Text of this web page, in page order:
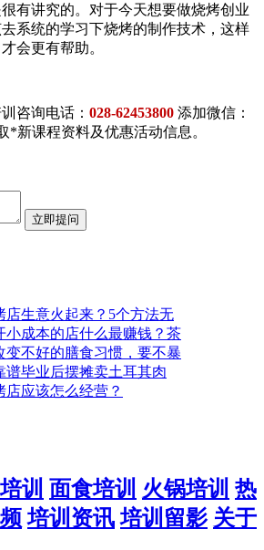
有讲究的。对于今天想要做烧烤创业
系统的学习下烧烤的制作技术，这样
会更有帮助。
咨询电话： 028-62453800 添加微信：
*新课程资料及优惠活动信息。
店生意火起来？5个方法无
小成本的店什么最赚钱？茶
变不好的膳食习惯，要不暴
谱毕业后摆摊卖土耳其肉
店应该怎么经营？
训 面食培训 火锅培训 热
培训资讯 培训留影 关于